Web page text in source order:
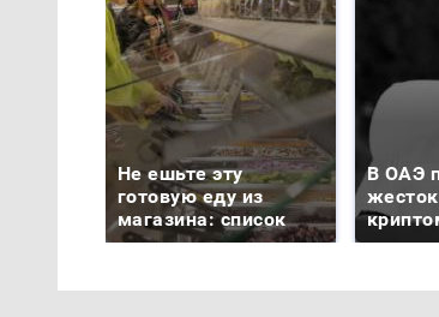
Не ешьте эту
готовую еду из
магазина: список
В ОАЭ